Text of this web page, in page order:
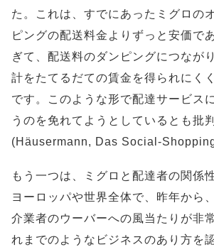
た。これは、すでにあったミグロの
ピングの配送料金よりずっと安価で
ぎて、配送料のダンピングにつなが
計をたてるだての賃金を得られにく
です。このような形で配達サービス
うのを免れてようとしているとも批
(Häusermann, Das Social-
もう一つは、ミグロと配達者の関係
ヨーロッパや世界全体で、昨年から
介業者のウーバーへの風当たりが非
れまでのようなビジネスのあり方を